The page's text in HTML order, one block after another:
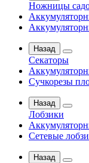
Ножницы
Назад
Секаторы
Сучкорезы
Назад
Лобзики
Сетевые
Назад